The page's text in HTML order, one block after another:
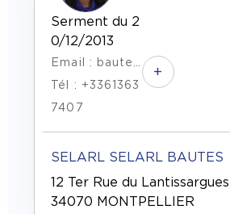
Serment du 2
0/12/2013
Email : bautes.avocat@gmail.com
Tél : +3361363
7407
+
SELARL SELARL BAUTES
12 Ter Rue du Lantissargues
34070 MONTPELLIER